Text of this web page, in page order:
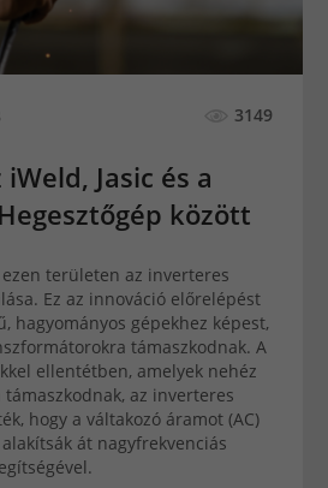
3149
Jasic és a
között
területen az inverteres
Ez az innováció előrelépést
hagyományos gépekhez képest,
támaszkodnak. A
ellentétben, amelyek nehéz
az inverteres
hogy a váltakozó áramot (AC)
át nagyfrekvenciás